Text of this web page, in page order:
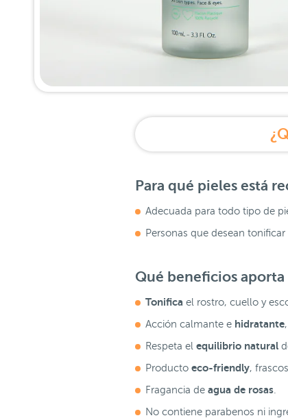
Para qué pieles está
Adecuada para todo tipo de
Personas que desean
Qué beneficios aporta
Tonifica el rostro, cuello y
Acción calmante e hidratante
Respeta el equilibrio natural
Producto eco-friendly,
Fragancia de agua de rosas
No contiene parabenos ni